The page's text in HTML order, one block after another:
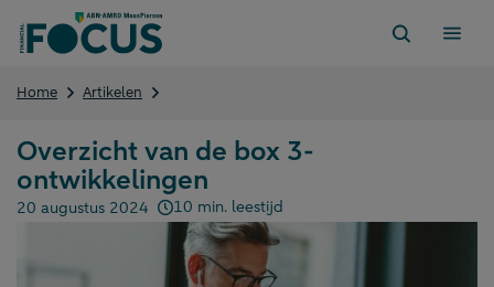
naar
Home Artikelen
box
3-
ontwikkelingen
Overzicht van de box 3-
ontwikkelingen
Gepubliceerd op:
20 augustus 2024 10 min. leestijd